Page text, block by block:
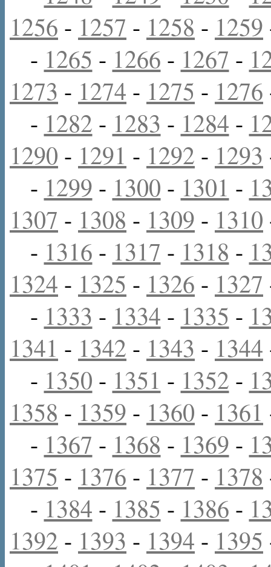
1256 - 1257 - 1258 - 1259
- 1265 - 1266 - 1267 -
1273 - 1274 - 1275 - 1276
- 1282 - 1283 - 1284 -
1290 - 1291 - 1292 - 1293
- 1299 - 1300 - 1301 -
1307 - 1308 - 1309 - 1310
- 1316 - 1317 - 1318 -
1324 - 1325 - 1326 - 1327
- 1333 - 1334 - 1335 -
1341 - 1342 - 1343 - 1344
- 1350 - 1351 - 1352 -
1358 - 1359 - 1360 - 1361
- 1367 - 1368 - 1369 -
1375 - 1376 - 1377 - 1378
- 1384 - 1385 - 1386 -
1392 - 1393 - 1394 - 1395